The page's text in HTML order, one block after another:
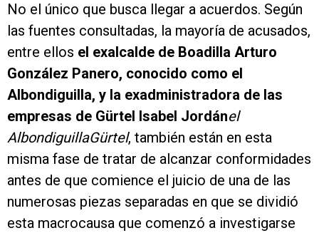
No el único que busca llegar a acuerdos. Según
las fuentes consultadas, la mayoría de acusados,
entre ellos el exalcalde de Boadilla Arturo
González Panero, conocido como el
Albondiguilla, y la exadministradora de las
empresas de Gürtel Isabel Jordánel
AlbondiguillaGürtel, también están en esta
misma fase de tratar de alcanzar conformidades
antes de que comience el juicio de una de las
numerosas piezas separadas en que se dividió
esta macrocausa que comenzó a investigarse